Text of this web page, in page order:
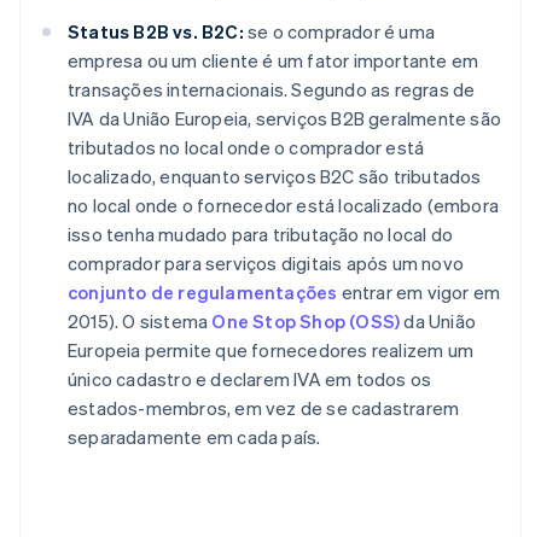
Status B2B vs. B2C: se o comprador é uma
empresa ou um cliente é um fator importante em
transações internacionais. Segundo as regras de
IVA da União Europeia, serviços B2B geralmente são
tributados no local onde o comprador está
localizado, enquanto serviços B2C são tributados
no local onde o fornecedor está localizado (embora
isso tenha mudado para tributação no local do
comprador para serviços digitais após um novo
conjunto de regulamentações entrar em vigor em
2015). O sistema One Stop Shop (OSS)da União
Europeia permite que fornecedores realizem um
único cadastro e declarem IVA em todos os
estados-membros, em vez de se cadastrarem
separadamente em cada país.